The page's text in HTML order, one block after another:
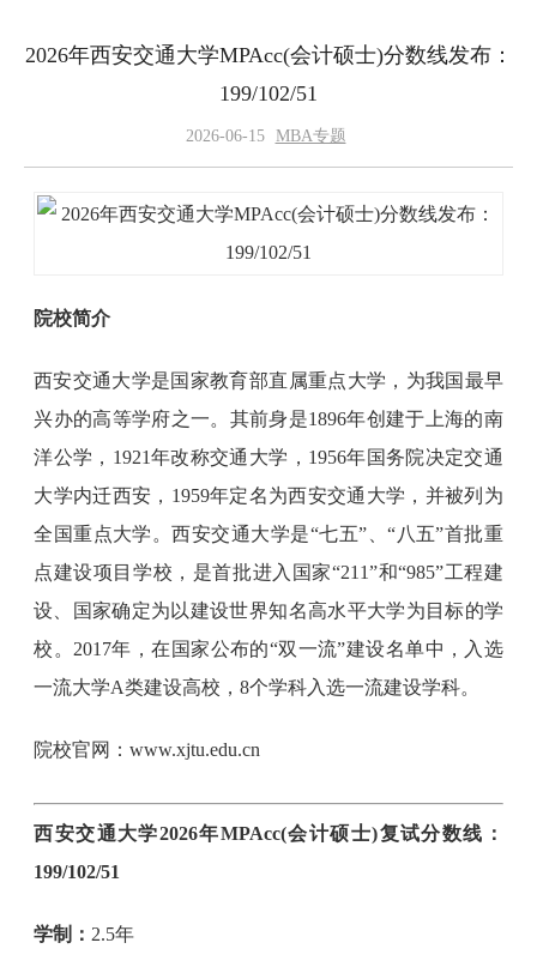
2026年西安交通大学MPAcc(会计硕士)分数线发布：
199/102/51
2026-06-15 MBA专题
院校简介
西安交通大学是国家教育部直属重点大学，为我国最早
兴办的高等学府之一。其前身是1896年创建于上海的南
洋公学，1921年改称交通大学，1956年国务院决定交通
大学内迁西安，1959年定名为西安交通大学，并被列为
全国重点大学。西安交通大学是“七五”、“八五”首批重
点建设项目学校，是首批进入国家“211”和“985”工程建
设、国家确定为以建设世界知名高水平大学为目标的学
校。2017年，在国家公布的“双一流”建设名单中，入选
一流大学A类建设高校，8个学科入选一流建设学科。
院校官网：www.xjtu.edu.cn
西安交通大学2026年MPAcc(会计硕士)复试分数线：
199/102/51
学制： 2.5年